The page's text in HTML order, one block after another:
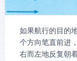
如果航行的目的
个方向笔直前进
右而左地反复朝